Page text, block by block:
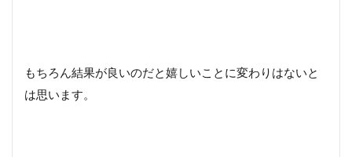
もちろん結果が良いのだと嬉しいことに変わりはないと
は思います。